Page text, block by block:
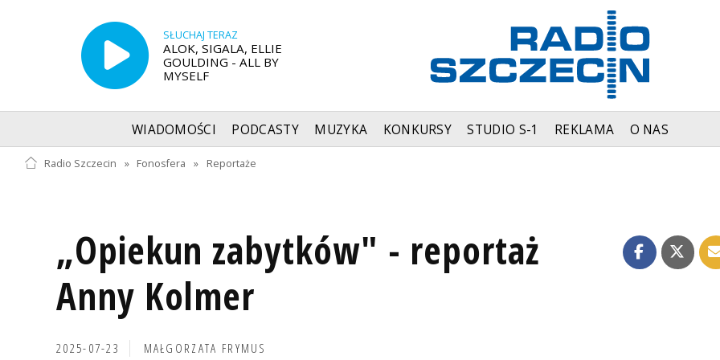
SŁUCHAJ TERAZ
ALOK, SIGALA, ELLIE
GOULDING - ALL BY
MYSELF
WIADOMOŚCI PODCASTY MUZYKA KONKURSY STUDIO S-1 REKLAMA O NAS
Radio Szczecin » Fonosfera » Reportaże
„Opiekun zabytków" - reportaż
Anny Kolmer
2025-07-23 MAŁGORZATA FRYMUS